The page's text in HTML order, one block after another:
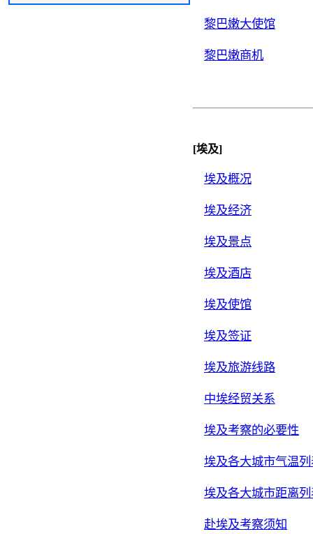
黎巴嫩大使馆
黎巴嫩商机
[埃及]
埃及概况
埃及经济
埃及景点
埃及酒店
埃及使馆
埃及签证
埃及旅游线路
中埃经贸关系
埃及考察的必要性
埃及各大城市气温
埃及各大城市距离
赴埃及考察须知